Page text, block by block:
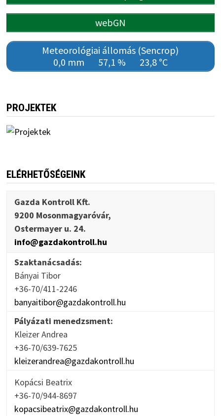
webGN
Meteorológiai állomás (Sencrop)
0,0 mm
57,1 % 23,8 °C
PROJEKTEK
ELÉRHETŐSÉGEINK
Gazda Kontroll Kft.
9200 Mosonmagyaróvár,
Ostermayer u. 24.
info@gazdakontroll.hu
Szaktanácsadás:
Bányai Tibor
+36-70/411-2246
banyaitibor@gazdakontroll.hu
Pályázati menedzsment:
Kleizer Andrea
+36-70/639-7625
kleizerandrea@gazdakontroll.hu
Kopácsi Beatrix
+36-70/944-8697
kopacsibeatrix@gazdakontroll.hu